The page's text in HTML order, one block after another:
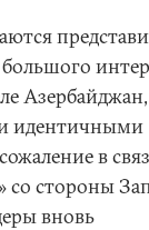
идентичными
в
стороны
вновь